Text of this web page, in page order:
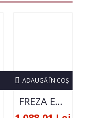
FREZA ELECTRICA STRONG 210 35000 RPM- ORIGINALA
ADAUGĂ ÎN COŞ